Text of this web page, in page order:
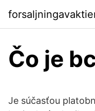
Čo je
Je súčasťou